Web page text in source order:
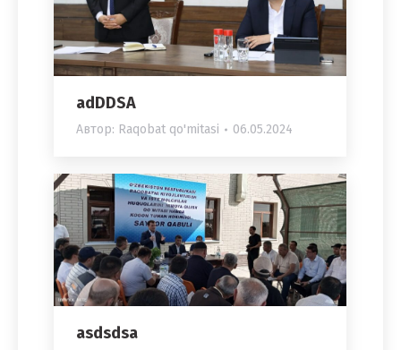
adDDSA
Автор: Raqobat qo'mitasi 06.05.2024
asdsdsa